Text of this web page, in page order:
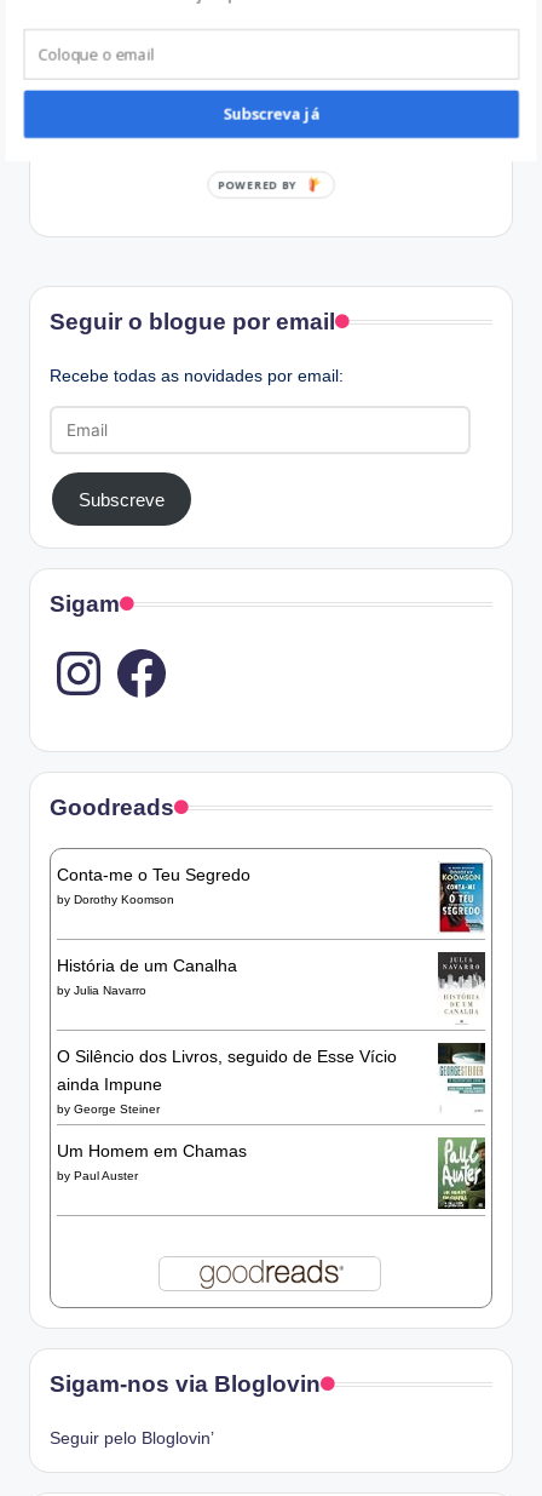
Seguir o blogue por email
Recebe todas as novidades por email:
Subscreve
Sigam
Instagram
Goodreads
Conta-me o Teu Segredo
by Dorothy Koomson
História de um Canalha
by Julia Navarro
O Silêncio dos Livros, seguido de Esse Vício
ainda Impune
by George Steiner
Um Homem em Chamas
by Paul Auster
Sigam-nos via Bloglovin
Seguir pelo Bloglovin’
Subscreva já
POWERED BY